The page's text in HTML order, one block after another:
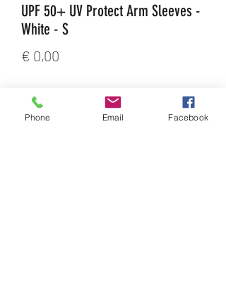
UPF 50+ UV Protect Arm Sleeves -
White - S
€ 0,00
Aantal
Phone Email Facebook